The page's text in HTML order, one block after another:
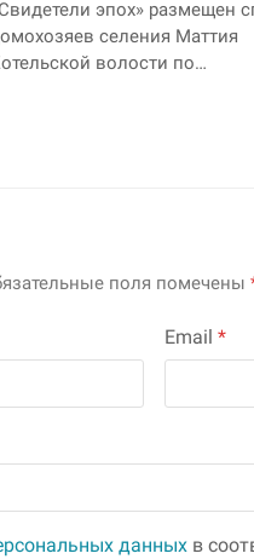
эпох» размещен
селения Маттия
волости по…
поля помечены
Email *
данных в